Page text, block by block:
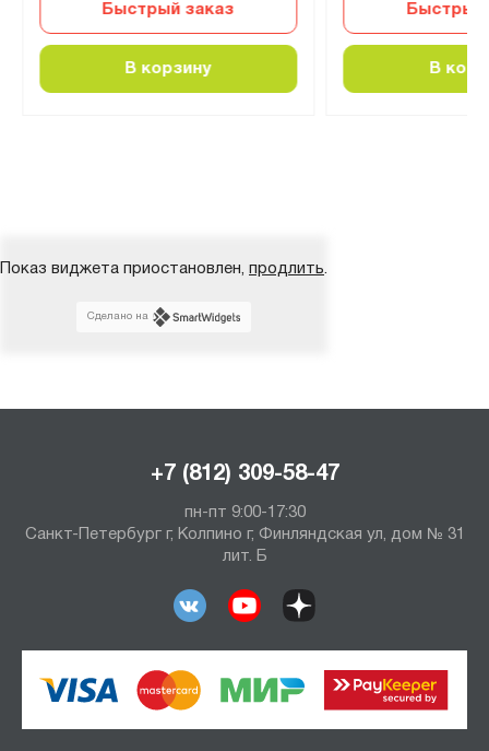
Быстрый заказ
В корзину
Быстрый
В
Показ виджета приостановлен, продлить.
Сделано на
+7 (812) 309-58-47
пн-пт 9:00-17:30
Санкт-Петербург г, Колпино г, Финляндская ул, дом № 31
лит. Б